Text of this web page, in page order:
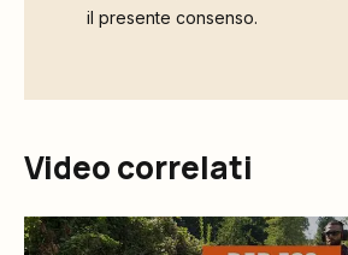
il presente consenso.
Video correlati